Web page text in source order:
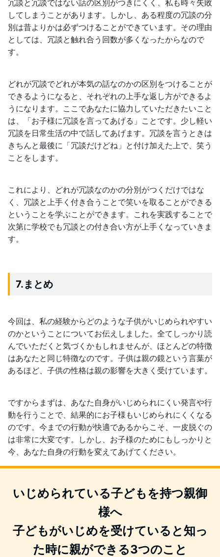
冗談と冗談ではない話の区別がつきにくく、私も時々失敗
してしまうことがあります。しかし、ある程度の冗談の分
別は昔よりかは必ずつけることができています。その理由
としては、冗談と触れ合う回数が多くなったからなので
す。
どれが冗談でどれが本気の話なのかの区別をつけることが
できるようになると、それぞれの上手な返し方ができるよ
うになります。ここであなたに協力していただきたいこと
は、「お子様に冗談を言ってあげる」ことです。少し軽い
冗談を日常生活の中で話してあげます。冗談を言うときは
きちんと最後に「冗談だけどね」と付け加えた上で、笑う
ことをします。
これにより、どれが冗談なのかの分別がつくだけではな
く、冗談と上手く付き合うことで笑いを取ることができる
ということを学ぶことができます。これを実践することで
次第に学校でも冗談との付き合い方が上手くなっていきま
す。
7.まとめ
今回は、私の経験からどのような子供がいじめられやすい
のかということについてお伝えしました。全てしっかり読
んでいただくと気づくかもしれませんが、ほとんどの特徴
はあなたと同じ特徴なのです。子供は親の鏡という言葉が
あるほど、子供の性格は親の影響を大きく受けています。
ですからまずは、あなた自身がいじめられにくい発言や行
動を行うことで、結果的にお子様もいじめられにくくなる
のです。今までの行動が快適であるからこそ、一皮脱ぐの
は非常に大変です。しかし、お子様のためにもしっかりと
今、あなた自身の行動を変えてあげてください。
いじめられている子どもを持つ親御
様へ
子どもがいじめを受けていると知っ
た時に親ができる3つのこと